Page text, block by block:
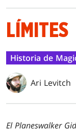
LÍMITES
Historia de
Ari Levitch
El Planeswalker